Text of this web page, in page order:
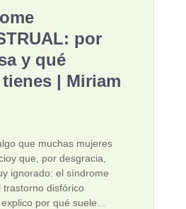
por
y qué
| Miriam
que muchas mujeres
que, por desgracia,
ignorado: el síndrome
trastorno disfórico
por qué suele...